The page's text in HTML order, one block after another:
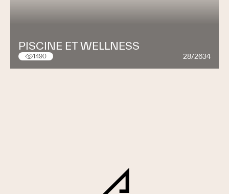
PISCINE ET WELLNESS
1490 28/2634